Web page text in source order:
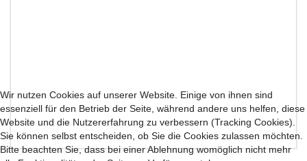
Wir nutzen Cookies auf unserer Website. Einige von ihnen sind
essenziell für den Betrieb der Seite, während andere uns helfen, diese
Website und die Nutzererfahrung zu verbessern (Tracking Cookies).
Sie können selbst entscheiden, ob Sie die Cookies zulassen möchten.
Bitte beachten Sie, dass bei einer Ablehnung womöglich nicht mehr